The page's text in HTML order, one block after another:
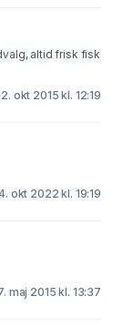
altid frisk fisk
okt 2015 kl. 12:19
okt 2022 kl. 19:19
maj 2015 kl. 13:37